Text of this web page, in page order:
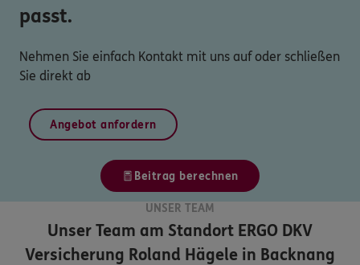
passt.
Nehmen Sie einfach Kontakt mit uns auf oder schließen
Sie direkt ab
Angebot anfordern
Beitrag berechnen
UNSER TEAM
Unser Team am Standort ERGO DKV
Versicherung Roland Hägele in Backnang